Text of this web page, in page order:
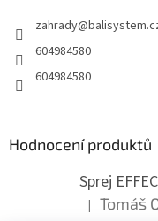
zahrady@
604984580
604984580
Hodnocení produktů
Sprej
Hodnocení
| Tomáš